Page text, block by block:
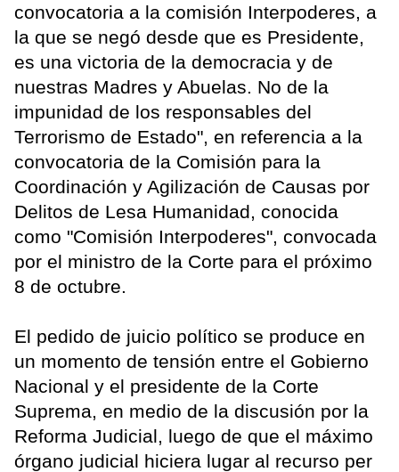
convocatoria a la comisión Interpoderes, a
la que se negó desde que es Presidente,
es una victoria de la democracia y de
nuestras Madres y Abuelas. No de la
impunidad de los responsables del
Terrorismo de Estado", en referencia a la
convocatoria de la Comisión para la
Coordinación y Agilización de Causas por
Delitos de Lesa Humanidad, conocida
como "Comisión Interpoderes", convocada
por el ministro de la Corte para el próximo
8 de octubre.
El pedido de juicio político se produce en
un momento de tensión entre el Gobierno
Nacional y el presidente de la Corte
Suprema, en medio de la discusión por la
Reforma Judicial, luego de que el máximo
órgano judicial hiciera lugar al recurso per